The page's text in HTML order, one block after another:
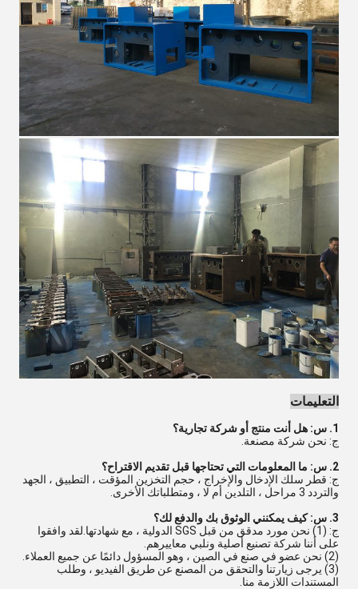
التعليمات
1. س: هل أنت منتج أو شركة تجارية؟
ج: نحن شركة مصنعة.
2. س: ما المعلومات التي تحتاجها قبل تقديم الاقتراح؟
ج: قطر سلك الإدخال والإخراج ، حجم التخزين المؤقت ، التطبيق ، الجهد
والتردد 3 مراحل ، التلدين أم لا ، ومتطلباتك الأخرى.
3. س: كيف يمكنني الوثوق بك والدفع لك؟
ج: (1) نحن مورد مدقق من قبل SGS الدولية ، مع شهادتها.لقد وافقوا
على أننا شركة تصنيع أصلية ونلبي معاييرهم.
(2) نحن عضو في صنع في الصين ، وهو المسؤول دائمًا عن جميع العملاء.
(3) يرجى زيارتنا والتحقق من المصنع عن طريق الفيديو ، وطلب
المستندات اللازمة منا.